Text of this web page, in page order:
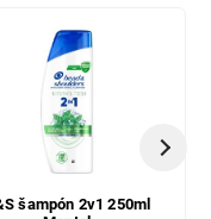
šampón 2v1 250ml